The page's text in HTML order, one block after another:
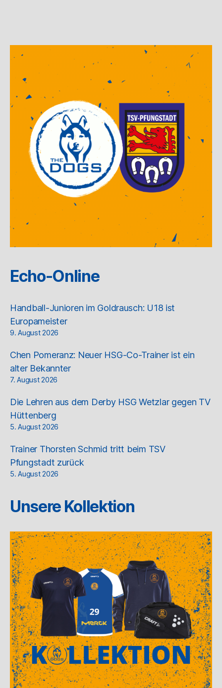
Echo-Online
Handball-Junioren im Goldrausch: U18 ist
Europameister
9. August 2026
Chen Pomeranz: Neuer HSG-Co-Trainer ist ein
alter Bekannter
7. August 2026
Die Lehren aus dem Derby HSG Wetzlar gegen TV
Hüttenberg
5. August 2026
Trainer Thorsten Schmid tritt beim TSV
Pfungstadt zurück
5. August 2026
Unsere Kollektion